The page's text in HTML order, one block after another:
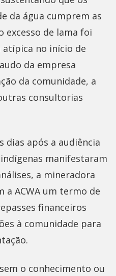
da água cumprem as
excesso de lama foi
atípica no início de
da empresa
da comunidade, a
consultorias
dias após a audiência
manifestaram
a mineradora
ACWA um termo de
financeiros
à comunidade para
o conhecimento ou